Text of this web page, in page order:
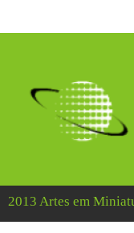
2013 Artes em